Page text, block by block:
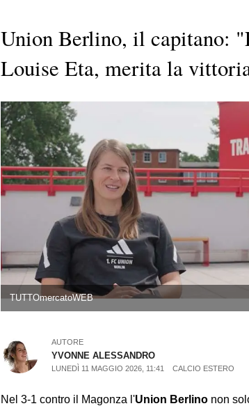
Union Berlino, il capitano:
Louise Eta, merita la
TUTTOmercatoWEB
AUTORE
YVONNE ALESSANDRO
LUNEDÌ 11 MAGGIO 2026, 11:41 CALCIO ESTERO
Nel 3-1 contro il Magonza l'Union Berlino non